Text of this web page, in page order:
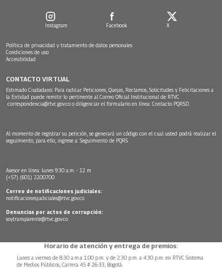
Instagram Facebook X
Política de privacidad y tratamiento de datos personales
Condiciones de uso
Accesibilidad
CONTACTO VIRTUAL
Estimado Ciudadano: Para radicar Peticiones, Quejas, Reclamos, Solicitudes y Felicitaciones a
la Entidad puede remitir lo pertinente al Correo Oficial Institucional de RTVC
correspondencia@rtvc.gov.co o diligenciar el formulario en línea: Contacto PQRSD.
Al momento de registrar su petición, se generará un código con el cual usted podrá realizar el
seguimiento, para ello, ingrese a: Seguimiento de PQRS
Asesor en línea: lunes 9:30 a.m. - 12 m
(+57) (601) 2200700
Correo de notificaciones judiciales:
notificacionesjudiciales@rtvc.gov.co
Denuncias por actos de corrupción:
soytransparente@rtvc.gov.co
Horario de atención y entrega de premios:
Lunes a viernes de 8:30 a.m.a 1:00 p.m. y de 2:30 p.m. a 4:30 p.m. en RTVC Sistema
de Medios Públicos, Carrera 45 # 26-33, Bogotá.